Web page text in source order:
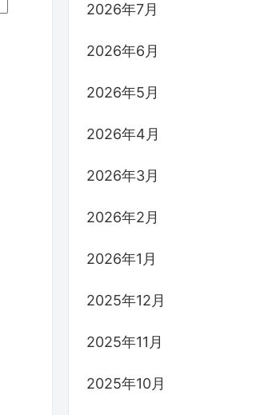
2026年7月
2026年6月
2026年5月
2026年4月
2026年3月
2026年2月
2026年1月
2025年12月
2025年11月
2025年10月